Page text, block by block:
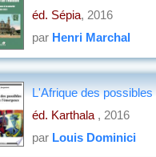
éd. Sépia, 2016
par Henri Marchal
L'Afrique des
éd. Karthala , 2016
par Louis Dominici